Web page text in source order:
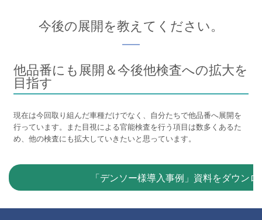
今後の展開を教えてください。
他品番にも展開＆今後他検査への拡大を
目指す
現在は今回取り組んだ車種だけでなく、自分たちで他品番へ展開を
行っています。また目視による官能検査を行う項目は数多くあるた
め、他の検査にも拡大していきたいと思っています。
「デンソー様導入事例」資料をダウン